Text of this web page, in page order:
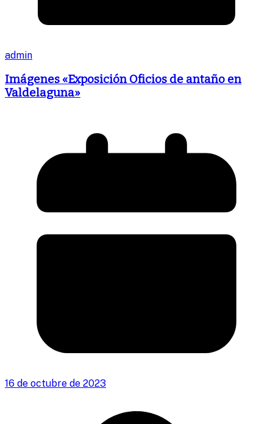
admin
Imágenes «Exposición Oficios de antaño en
Valdelaguna»
16 de octubre de 2023